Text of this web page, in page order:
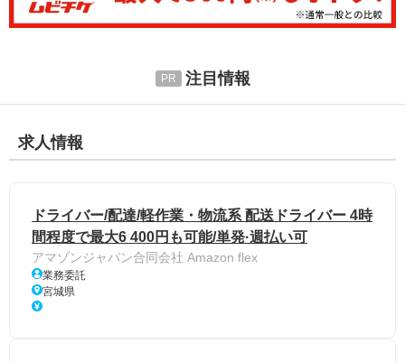
注目情報
求人情報
ドライバー/配達/軽作業・物流系 配送ドライバー 4時
間程度で最大6 400円も可能/単発·週払い可
アマゾンジャパン合同会社 Amazon flex
業務委託
宮城県